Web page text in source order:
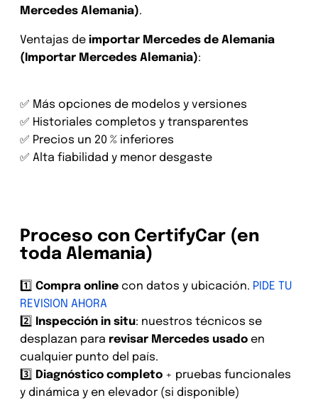
Mercedes Alemania).
Ventajas de importar Mercedes de Alemania
(Importar Mercedes Alemania):
✅ Más opciones de modelos y versiones
✅ Historiales completos y transparentes
✅ Precios un 20 % inferiores
✅ Alta fiabilidad y menor desgaste
Proceso con CertifyCar (en
toda Alemania)
1️⃣ Compra online con datos y ubicación. PIDE TU
REVISION AHORA
2️⃣
Inspección in situ: nuestros técnicos se
desplazan para revisar Mercedes usado en
cualquier punto del país.
3️⃣
Diagnóstico completo + pruebas funcionales
y dinámica y en elevador (si disponible)